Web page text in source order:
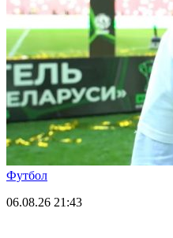
Футбол
06.08.26 21:43